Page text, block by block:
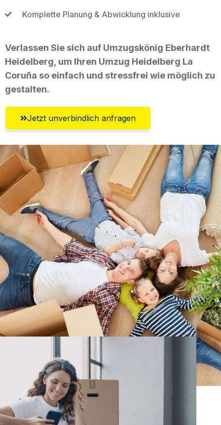
Komplette Planung & Abwicklung inklusive
Verlassen Sie sich auf Umzugskönig Eberhardt
Heidelberg, um Ihren Umzug Heidelberg La
Coruña so einfach und stressfrei wie möglich zu
gestalten.
Jetzt unverbindlich anfragen